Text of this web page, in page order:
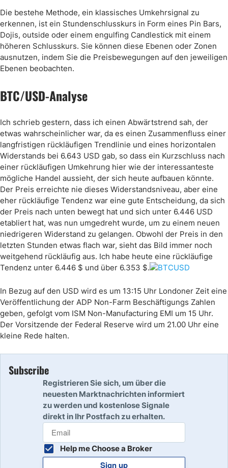
Die bestehe Methode, ein klassisches Umkehrsignal zu
erkennen, ist ein Stundenschlusskurs in Form eines Pin Bars,
Dojis, outside oder einem engulfing Candlestick mit einem
höheren Schlusskurs. Sie können diese Ebenen oder Zonen
ausnutzen, indem Sie die Preisbewegungen auf den jeweiligen
Ebenen beobachten.
BTC/USD-Analyse
Ich schrieb gestern, dass ich einen Abwärtstrend sah, der
etwas wahrscheinlicher war, da es einen Zusammenfluss einer
langfristigen rückläufigen Trendlinie und eines horizontalen
Widerstands bei 6.643 USD gab, so dass ein Kurzschluss nach
einer rückläufigen Umkehrung hier wie der interessanteste
mögliche Handel aussieht, der sich heute aufbauen könnte.
Der Preis erreichte nie dieses Widerstandsniveau, aber eine
eher rückläufige Tendenz war eine gute Entscheidung, da sich
der Preis nach unten bewegt hat und sich unter 6.446 USD
etabliert hat, was nun umgedreht wurde, um zu einem neuen
niedrigeren Widerstand zu gelangen. Obwohl der Preis in den
letzten Stunden etwas flach war, sieht das Bild immer noch
weitgehend rückläufig aus. Ich habe heute eine rückläufige
Tendenz unter 6.446 $ und über 6.353 $.
In Bezug auf den USD wird es um 13:15 Uhr Londoner Zeit eine
Veröffentlichung der ADP Non-Farm Beschäftigungs Zahlen
geben, gefolgt vom ISM Non-Manufacturing EMI um 15 Uhr.
Der Vorsitzende der Federal Reserve wird um 21.00 Uhr eine
kleine Rede halten.
Subscribe
Registrieren Sie sich, um über die
neuesten Marktnachrichten informiert
zu werden und kostenlose Signale
direkt in Ihr Postfach zu erhalten.
Help me Choose a Broker
Sign up